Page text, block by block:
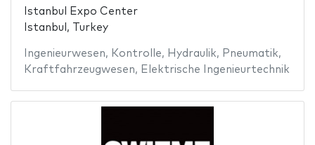
Istanbul Expo Center
Istanbul, Turkey
Ingenieurwesen, Kontrolle, Hydraulik, Pneumatik,
Kraftfahrzeugwesen, Elektrische Ingenieurtechnik